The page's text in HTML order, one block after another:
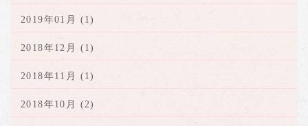
2019年01月 (1)
2018年12月 (1)
2018年11月 (1)
2018年10月 (2)